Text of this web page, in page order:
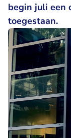
begin juli een
toegestaan.